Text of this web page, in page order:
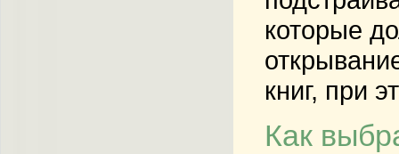
которые
книг, при
Как